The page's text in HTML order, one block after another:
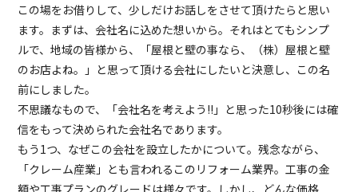
この場をお借りして、少しだけお話しをさせて頂けたらと思い
ます。まずは、会社名に込めた想いから。それはとてもシンプ
ルで、地域の皆様から、「屋根と壁の事なら、（株）屋根と壁
のお店よね。」と思って頂ける会社にしたいと決意し、この名
前にしました。
不思議なもので、「会社名を考えよう!!」と思った10秒後には確
信をもって決められた会社名であります。
もう1つ、なぜこの会社を設立したかについて。残念ながら、
「クレーム産業」とも言われるこのリフォーム業界。工事の金
額や工事プランのグレードは様々です。しかし、どんな価格